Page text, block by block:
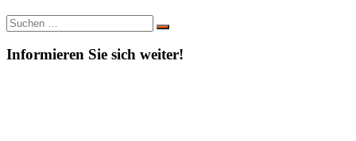
Suche
nach:
Suchen
Informieren Sie sich weiter!